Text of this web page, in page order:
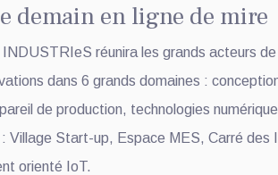
demain en ligne de mire
réunira les grands acteurs
dans 6 grands domaines :
de production, technologies
Start-up, Espace MES, Carré des
orienté IoT.